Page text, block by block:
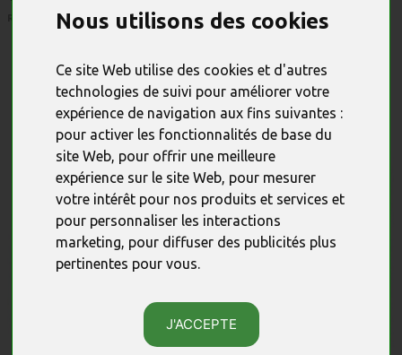
Nous utilisons des cookies
Ce site Web utilise des cookies et d'autres
technologies de suivi pour améliorer votre
expérience de navigation aux fins suivantes :
pour activer les fonctionnalités de base du
site Web, pour offrir une meilleure
expérience sur le site Web, pour mesurer
votre intérêt pour nos produits et services et
pour personnaliser les interactions
marketing, pour diffuser des publicités plus
pertinentes pour vous.
J'ACCEPTE
RÉFÉRENCE : 23901